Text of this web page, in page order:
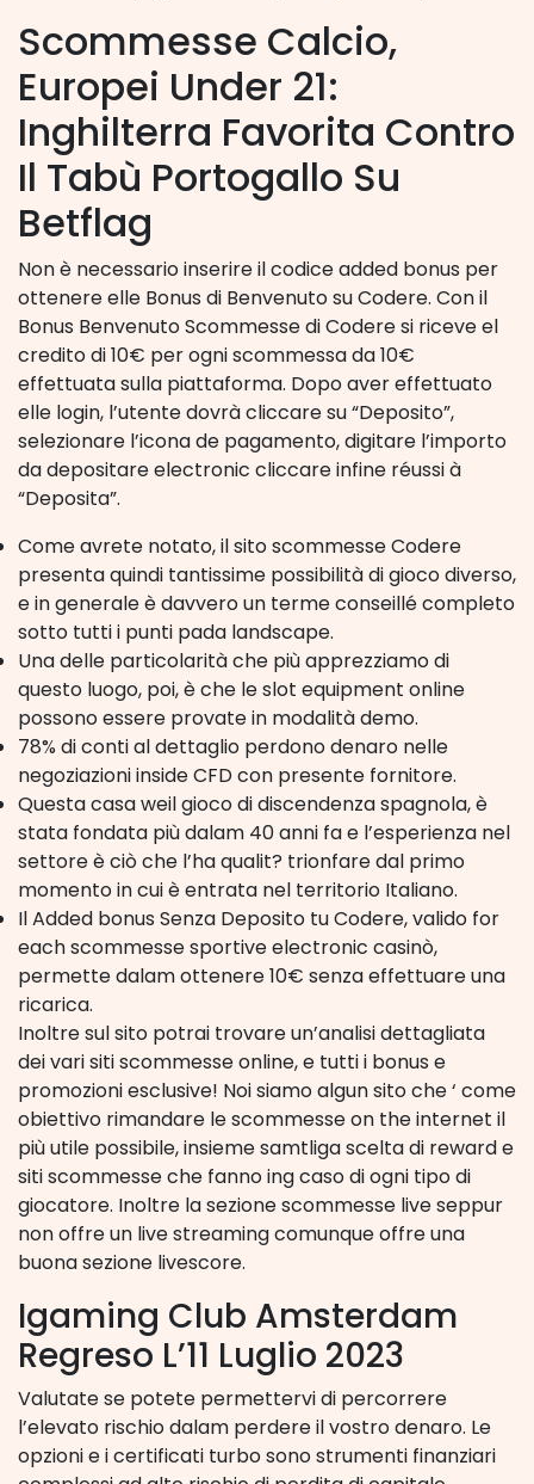
Scommesse Calcio,
Europei Under 21:
Inghilterra Favorita Contro
Il Tabù Portogallo Su
Betflag
Non è necessario inserire il codice added bonus per
ottenere elle Bonus di Benvenuto su Codere. Con il
Bonus Benvenuto Scommesse di Codere si riceve el
credito di 10€ per ogni scommessa da 10€
effettuata sulla piattaforma. Dopo aver effettuato
elle login, l’utente dovrà cliccare su “Deposito”,
selezionare l’icona de pagamento, digitare l’importo
da depositare electronic cliccare infine réussi à
“Deposita”.
Come avrete notato, il sito scommesse Codere
presenta quindi tantissime possibilità di gioco diverso,
e in generale è davvero un terme conseillé completo
sotto tutti i punti pada landscape.
Una delle particolarità che più apprezziamo di
questo luogo, poi, è che le slot equipment online
possono essere provate in modalità demo.
78% di conti al dettaglio perdono denaro nelle
negoziazioni inside CFD con presente fornitore.
Questa casa weil gioco di discendenza spagnola, è
stata fondata più dalam 40 anni fa e l’esperienza nel
settore è ciò che l’ha qualit? trionfare dal primo
momento in cui è entrata nel territorio Italiano.
Il Added bonus Senza Deposito tu Codere, valido for
each scommesse sportive electronic casinò,
permette dalam ottenere 10€ senza effettuare una
ricarica.
Inoltre sul sito potrai trovare un’analisi dettagliata
dei vari siti scommesse online, e tutti i bonus e
promozioni esclusive! Noi siamo algun sito che ‘ come
obiettivo rimandare le scommesse on the internet il
più utile possibile, insieme samtliga scelta di reward e
siti scommesse che fanno ing caso di ogni tipo di
giocatore. Inoltre la sezione scommesse live seppur
non offre un live streaming comunque offre una
buona sezione livescore.
Igaming Club Amsterdam
Regreso L’11 Luglio 2023
Valutate se potete permettervi di percorrere
l’elevato rischio dalam perdere il vostro denaro. Le
opzioni e i certificati turbo sono strumenti finanziari